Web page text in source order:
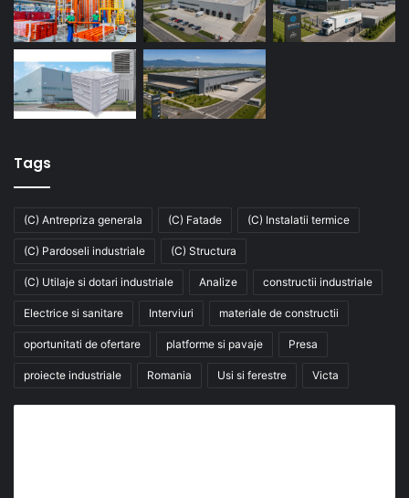
Tags
(C) Antrepriza generala (C) Fatade (C) Instalatii termice
(C) Pardoseli industriale (C) Structura
(C) Utilaje si dotari industriale Analize constructii industriale
Electrice si sanitare Interviuri materiale de constructii
oportunitati de ofertare platforme si pavaje Presa
proiecte industriale Romania Usi si ferestre Victa